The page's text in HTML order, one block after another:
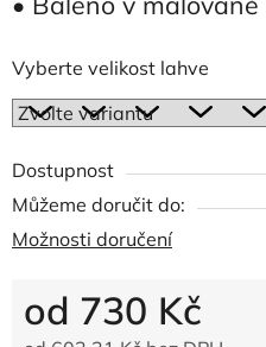
Vyberte velikost lahve
Dostupnost
Můžeme doručit do:
Možnosti doručení
od 730 Kč